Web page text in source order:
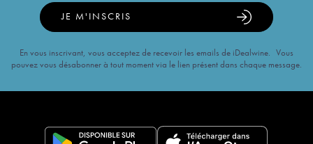
JE M'INSCRIS
En vous inscrivant, vous acceptez de recevoir les emails de iDealwine. Vous
pouvez vous désabonner à tout moment via le lien présent dans chaque message.